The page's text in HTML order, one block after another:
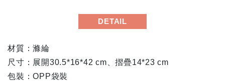
DETAIL
材質：滌綸
尺寸：展開30.5*16*42 cm、摺疊14*23 cm
包裝：OPP袋裝